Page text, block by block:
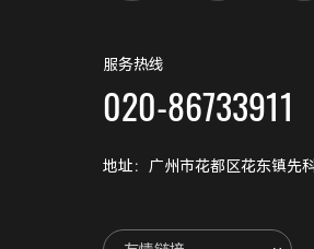
服务热线
020-86733911
地址：广州市花都区花东镇先